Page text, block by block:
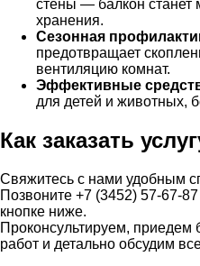
стены — балкон станет
хранения.
Сезонная
предотвращает
вентиляцию комнат.
Эффективные
для детей и животных,
Как заказать
Свяжитесь с нами удобным
Позвоните +7 (3452) 57-67-
кнопке ниже.
Проконсультируем, приедем
работ и детально обсудим